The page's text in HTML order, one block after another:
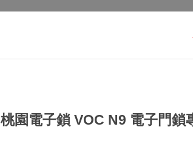
桃園電子鎖 VOC N9 電子門鎖